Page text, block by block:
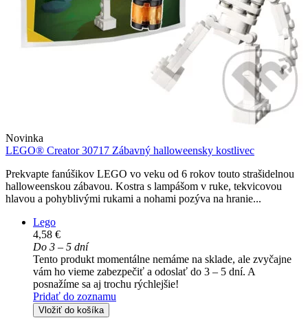
Novinka
LEGO® Creator 30717 Zábavný halloweensky kostlivec
Prekvapte fanúšikov LEGO vo veku od 6 rokov touto strašidelnou
halloweenskou zábavou. Kostra s lampášom v ruke, tekvicovou
hlavou a pohyblivými rukami a nohami pozýva na hranie...
Lego
4,58 €
Do 3 – 5 dní
Tento produkt momentálne nemáme na sklade, ale zvyčajne
vám ho vieme zabezpečiť a odoslať do 3 – 5 dní. A
posnažíme sa aj trochu rýchlejšie!
Pridať do zoznamu
Vložiť do košíka